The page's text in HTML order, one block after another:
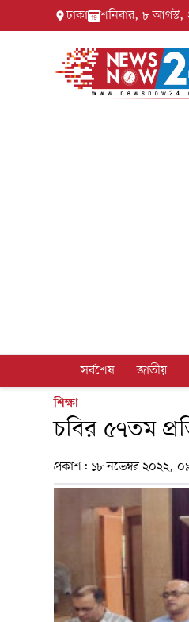
ঢাকা শনিবার, ৮
সর্বশেষ জাতীয়
শিক্ষা
চবির ৫৭তম
প্রকাশ: ১৮ নভেম্বর ২০২২,